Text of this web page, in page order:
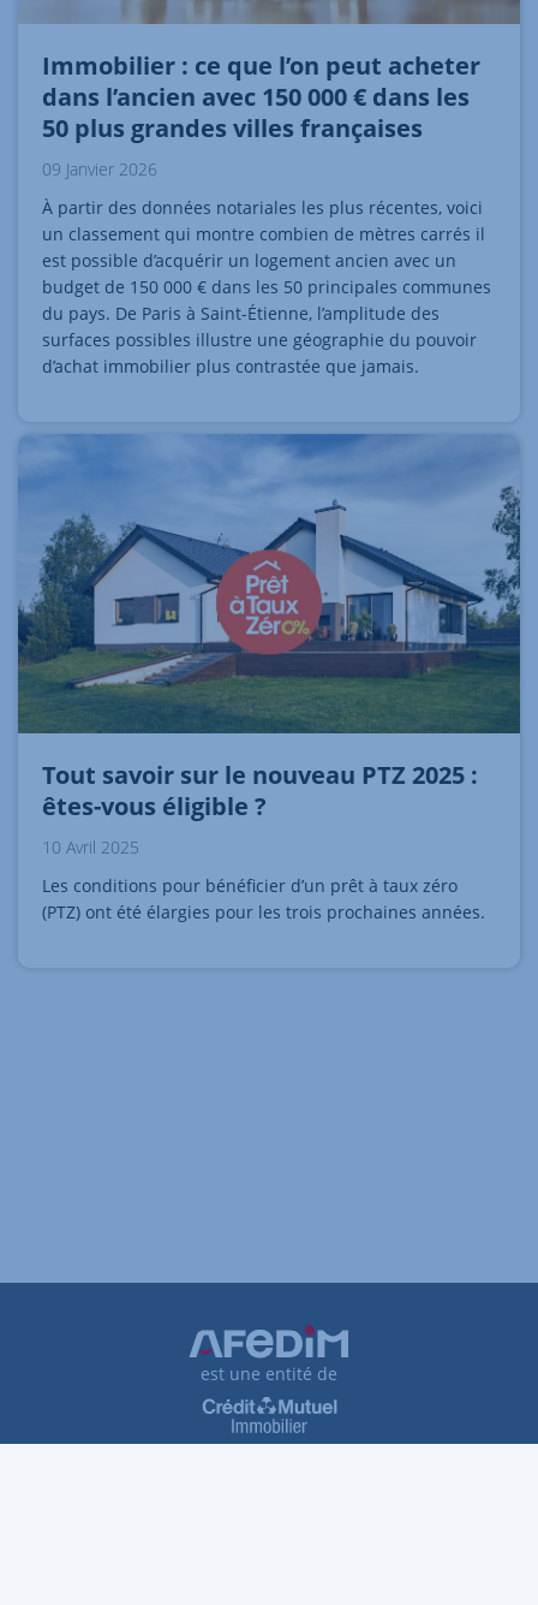
Immobilier : ce que l’on peut acheter
dans l’ancien avec 150 000 € dans les
50 plus grandes villes françaises
09 Janvier 2026
À partir des données notariales les plus récentes, voici
un classement qui montre combien de mètres carrés il
est possible d’acquérir un logement ancien avec un
budget de 150 000 € dans les 50 principales communes
du pays. De Paris à Saint-Étienne, l’amplitude des
surfaces possibles illustre une géographie du pouvoir
d’achat immobilier plus contrastée que jamais.
Tout savoir sur le nouveau PTZ 2025 :
êtes-vous éligible ?
10 Avril 2025
Les conditions pour bénéficier d’un prêt à taux zéro
(PTZ) ont été élargies pour les trois prochaines années.
est une entité de